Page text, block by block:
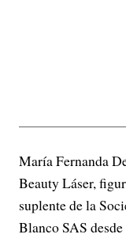
María Fernanda
Beauty Láser,
suplente de la
Blanco SAS